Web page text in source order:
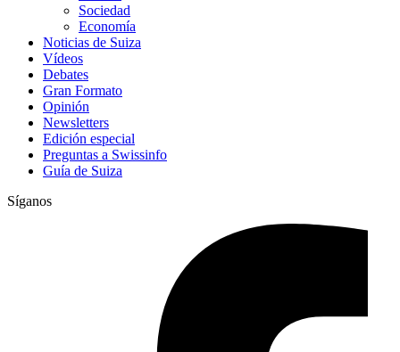
Sociedad
Economía
Noticias de Suiza
Vídeos
Debates
Gran Formato
Opinión
Newsletters
Edición especial
Preguntas a Swissinfo
Guía de Suiza
Síganos